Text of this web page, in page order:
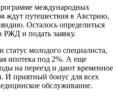
международных
ждут путешествия в Австрию,
Осталось определиться
РЖД и подать заявку.
молодого специалиста,
ипотека под 2%. А еще
на переезд и дают временное
И приятный бонус для всех
обслуживание.